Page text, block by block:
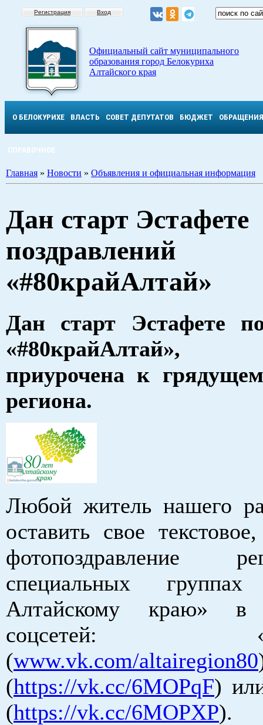
Регистрация Вход
Официальный сайт муниципального
образования город Белокуриха
Алтайского края
О БЕЛОКУРИХЕ ВЛАСТЬ СОВЕТ ДЕПУТАТОВ БЮДЖЕТ ОБРАЩЕНИЯ
СПРАВОЧНОЕ
Главная » Новости » Объявления и официальная информация
Дан старт Эстафете
поздравлений
«#80крайАлтай»
Дан старт Эстафете
«#80крайАлтай»,
приурочена к
региона.
Любой житель нашего
оставить свое
фотопоздравление
специальных
Алтайскому краю»
соцсетей:
(www.vk.com/altairegion80
(https://vk.cc/6MOPqF)
(https://vk.cc/6MOPXP).